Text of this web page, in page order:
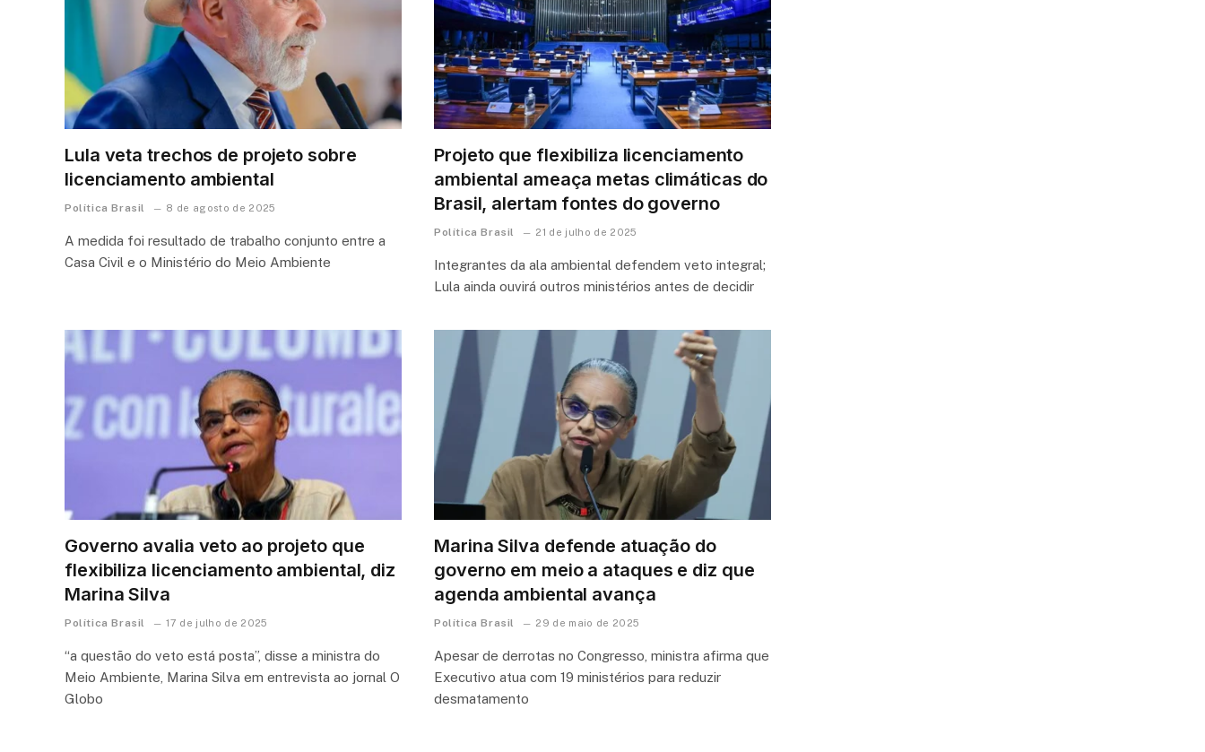
Lula veta trechos de projeto sobre
licenciamento ambiental
Política Brasil 8 de agosto de 2025
A medida foi resultado de trabalho conjunto entre a
Casa Civil e o Ministério do Meio Ambiente
Projeto que flexibiliza licenciamento
ambiental ameaça metas climáticas do
Brasil, alertam fontes do governo
Política Brasil 21 de julho de 2025
Integrantes da ala ambiental defendem veto integral;
Lula ainda ouvirá outros ministérios antes de decidir
Governo avalia veto ao projeto que
flexibiliza licenciamento ambiental, diz
Marina Silva
Política Brasil 17 de julho de 2025
“a questão do veto está posta”, disse a ministra do
Meio Ambiente, Marina Silva em entrevista ao jornal O
Globo
Marina Silva defende atuação do
governo em meio a ataques e diz que
agenda ambiental avança
Política Brasil 29 de maio de 2025
Apesar de derrotas no Congresso, ministra afirma que
Executivo atua com 19 ministérios para reduzir
desmatamento